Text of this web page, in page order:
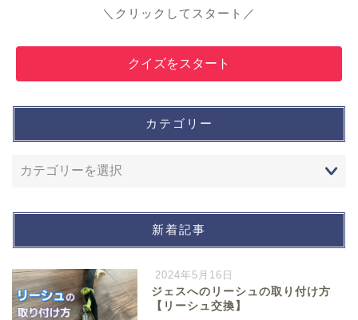
＼クリックしてスタート／
クイズをスタート
カテゴリー
新着記事
2024年5月16日
ジェスへのリーシュの取り付け方
【リーシュ交換】